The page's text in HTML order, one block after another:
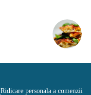
Ridicare personala a comenzii